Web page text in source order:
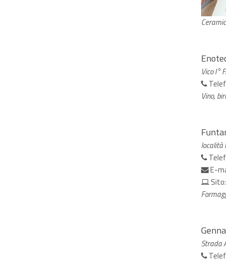
Vico I°
Vino,
località
E-
Sito:
Strada